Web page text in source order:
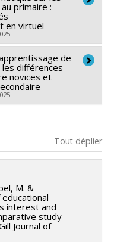
Subventions
de Montréal
F.Internes
(FDGEN006)
primaire :
en virtuel
de
différences
novices et
Tout déplier
M. &
interest and
study
Journal of